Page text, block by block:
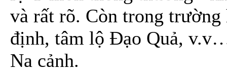
và rất rõ. Còn trong
định, tâm lộ Đạo Quả,
Na cảnh.